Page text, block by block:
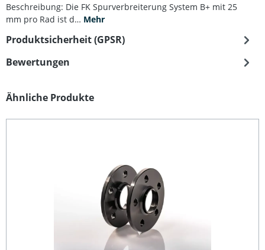
Beschreibung: Die FK Spurverbreiterung System B+ mit 25
mm pro Rad ist d… Mehr
Produktsicherheit (GPSR)
Bewertungen
Produktgalerie überspringen
Ähnliche Produkte